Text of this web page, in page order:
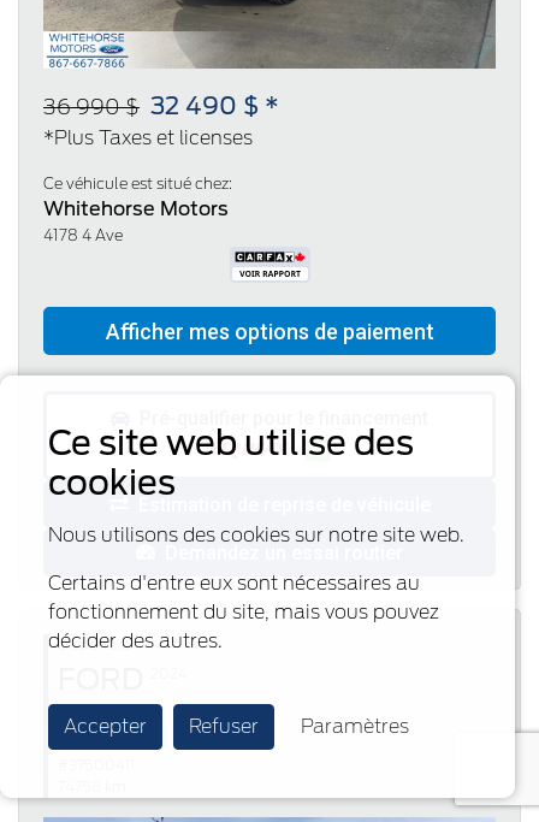
36 990 $ 32 490 $ *
*Plus Taxes et licenses
Ce véhicule est situé chez:
Whitehorse Motors
4178 4 Ave
Disponible
Edge
Ce site web utilise des
cookies
Nous utilisons des cookies sur notre site web.
Certains d'entre eux sont nécessaires au
fonctionnement du site, mais vous pouvez
décider des autres.
Accepter Refuser Paramètres